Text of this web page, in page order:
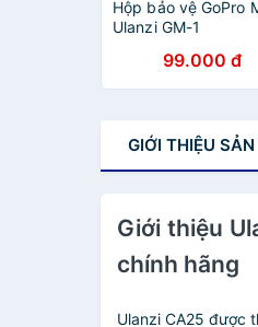
Hộp bảo vệ GoPro
Ulanzi GM-1
99.000 đ
GIỚI THIỆU
Giới thiệu
chính hãng
Ulanzi CA25 được